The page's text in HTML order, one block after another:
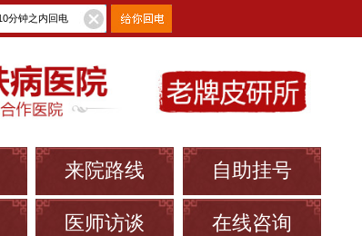
来院路线 自助挂号
医师访谈 在线咨询